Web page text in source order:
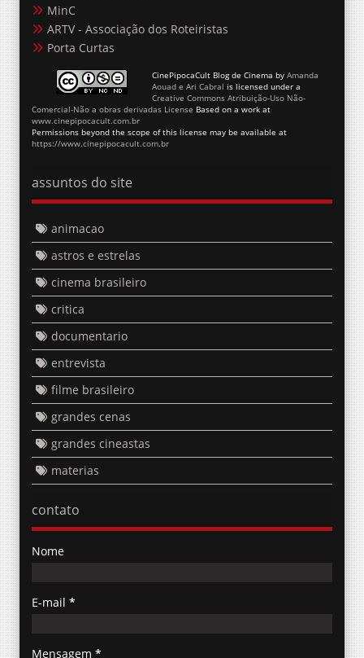
MinC
ARTV - Associação dos Roteiristas
Porta Curtas
CinePipocaCult Blog de Cinema by Amanda
Aouad e Ari Cabral is licensed under a
Creative Commons Atribuição-Uso Não-
Comercial-Não a obras derivadas License Based on a work at
www.cinepipocacult.com.br
Permissions beyond the scope of this license may be available at
https://www.cinepipocacult.com.br
assuntos do site
animacao
astros e estrelas
cinema brasileiro
critica
documentario
entrevista
filme brasileiro
grandes cenas
grandes cineastas
materias
contato
Nome
E-mail *
Mensagem *